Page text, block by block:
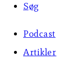
Søg
Podcast
Artikler